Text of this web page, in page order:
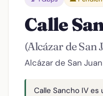
Calle
(Alcázar de San
Alcázar de San Juan
Calle Sancho IV es